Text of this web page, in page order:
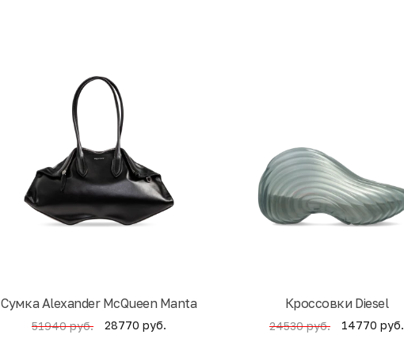
Cумка Alexander McQueen Manta
51940 руб. 28770 руб.
Кроссовки Diesel
24530 руб. 14770 руб.